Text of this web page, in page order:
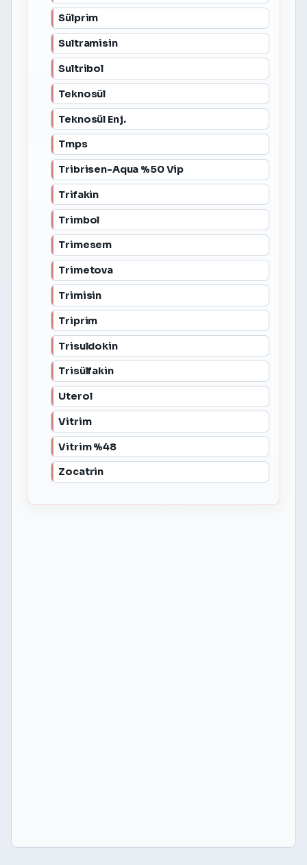
Sülprim
Sultramisin
Sultribol
Teknosül
Teknosül Enj.
Tmps
Tribrisen-Aqua %50 Vip
Trifakin
Trimbol
Trimesem
Trimetova
Trimisin
Triprim
Trisuldokin
Trisülfakin
Uterol
Vitrim
Vitrim %48
Zocatrin